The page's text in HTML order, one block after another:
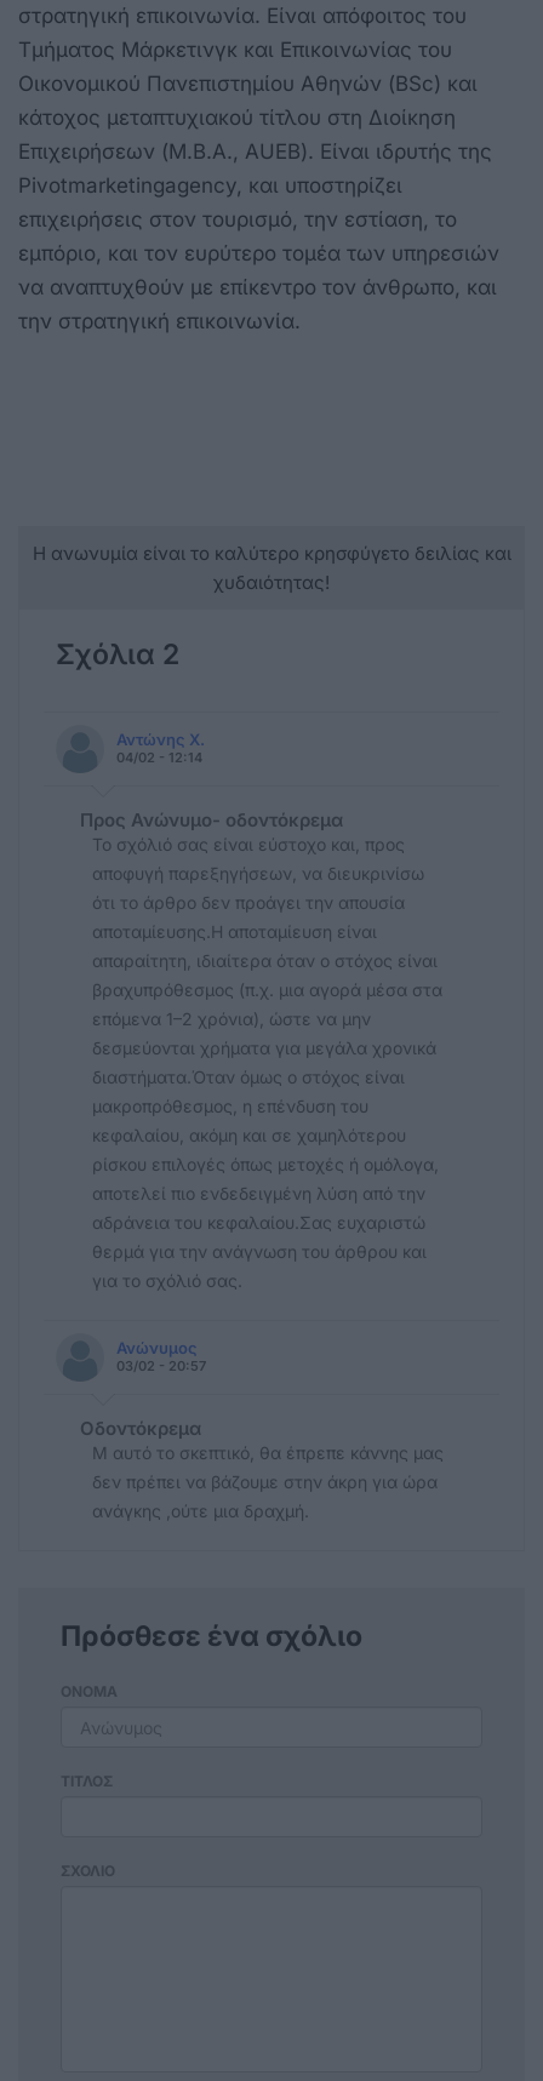
στρατηγική επικοινωνία. Είναι απόφοιτος του
Τμήματος Μάρκετινγκ και Επικοινωνίας του
Οικονομικού Πανεπιστημίου Αθηνών (BSc) και
κάτοχος μεταπτυχιακού τίτλου στη Διοίκηση
Επιχειρήσεων (M.B.A., AUEB). Είναι ιδρυτής της
Pivotmarketingagency, και υποστηρίζει
επιχειρήσεις στον τουρισμό, την εστίαση, το
εμπόριο, και τον ευρύτερο τομέα των υπηρεσιών
να αναπτυχθούν με επίκεντρο τον άνθρωπο, και
την στρατηγική επικοινωνία.
Η ανωνυμία είναι το καλύτερο κρησφύγετο δειλίας και
χυδαιότητας!
Σχόλια 2
Αντώνης Χ.
04/02 - 12:14
Προς Ανώνυμο- οδοντόκρεμα
Το σχόλιό σας είναι εύστοχο και, προς
αποφυγή παρεξηγήσεων, να διευκρινίσω
ότι το άρθρο δεν προάγει την απουσία
αποταμίευσης.Η αποταμίευση είναι
απαραίτητη, ιδιαίτερα όταν ο στόχος είναι
βραχυπρόθεσμος (π.χ. μια αγορά μέσα στα
επόμενα 1–2 χρόνια), ώστε να μην
δεσμεύονται χρήματα για μεγάλα χρονικά
διαστήματα.Όταν όμως ο στόχος είναι
μακροπρόθεσμος, η επένδυση του
κεφαλαίου, ακόμη και σε χαμηλότερου
ρίσκου επιλογές όπως μετοχές ή ομόλογα,
αποτελεί πιο ενδεδειγμένη λύση από την
αδράνεια του κεφαλαίου.Σας ευχαριστώ
θερμά για την ανάγνωση του άρθρου και
για το σχόλιό σας.
Ανώνυμος
03/02 - 20:57
Οδοντόκρεμα
Μ αυτό το σκεπτικό, θα έπρεπε κάννης μας
δεν πρέπει να βάζουμε στην άκρη για ώρα
ανάγκης ,ούτε μια δραχμή.
Πρόσθεσε ένα σχόλιο
ΟΝΟΜΑ
ΤΙΤΛΟΣ
ΣΧΟΛΙΟ